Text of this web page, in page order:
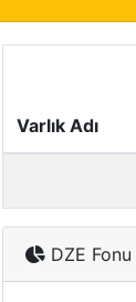
Varlık Adı
DZE